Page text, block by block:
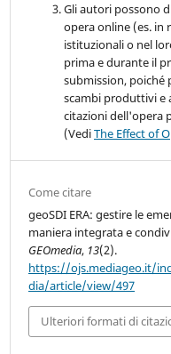
Gli autori possono
opera online (es. in
istituzionali o nel
prima e durante il
submission, poiché
scambi produttivi e
citazioni dell'opera
(VediThe Effect of
Come citare
geoSDI ERA: gestire le
maniera integrata e
GEOmedia, 13(2).
https://ojs.mediageo.it/
dia/article/view/497
Ulteriori formati di